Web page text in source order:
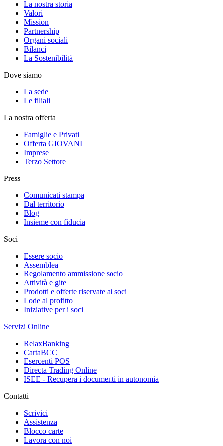
La nostra storia
Valori
Mission
Partnership
Organi sociali
Bilanci
La Sostenibilità
Dove siamo
La sede
Le filiali
La nostra offerta
Famiglie e Privati
Offerta GIOVANI
Imprese
Terzo Settore
Press
Comunicati stampa
Dal territorio
Blog
Insieme con fiducia
Soci
Essere socio
Assemblea
Regolamento ammissione socio
Attività e gite
Prodotti e offerte riservate ai soci
Lode al profitto
Iniziative per i soci
Servizi Online
RelaxBanking
CartaBCC
Esercenti POS
Directa Trading Online
ISEE - Recupera i documenti in autonomia
Contatti
Scrivici
Assistenza
Blocco carte
Lavora con noi